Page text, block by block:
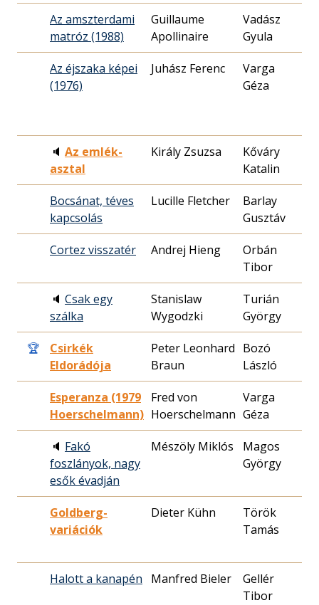
Az amszterdami
matróz (1988)
Guillaume
Apollinaire
Vadász
Gyula
Az éjszaka képei
(1976)
Juhász Ferenc
Varga
Géza
🔈 Az emlék-
asztal
Király Zsuzsa
Kőváry
Katalin
Bocsánat, téves
kapcsolás
Lucille Fletcher
Barlay
Gusztáv
Cortez visszatér Andrej Hieng
Orbán
Tibor
🔈 Csak egy
szálka
Stanislaw
Wygodzki
Turián
György
🏆
Csirkék
Eldorádója
Peter Leonhard
Braun
Bozó
László
Esperanza (1979
Hoerschelmann)
Fred von
Hoerschelmann
Varga
Géza
🔈 Fakó
foszlányok, nagy
esők évadján
Mészöly Miklós
Magos
György
Goldberg-
variációk
Dieter Kühn
Török
Tamás
Halott a kanapén Manfred Bieler
Gellér
Tibor